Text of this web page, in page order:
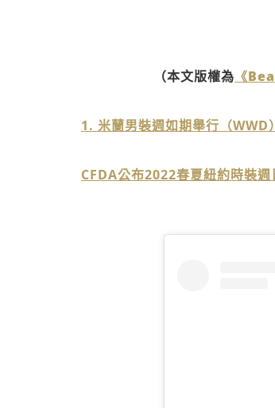
（本文版權為 《
1. 米蘭男裝週如期舉行（WWD
CFDA公布2022春夏紐約時裝週